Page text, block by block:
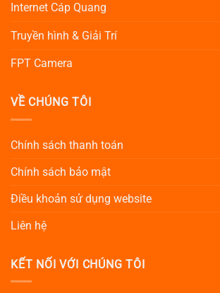
Internet Cáp Quang
Truyền hình & Giải Trí
FPT Camera
VỀ CHÚNG TÔI
Chính sách thanh toán
Chính sách bảo mật
Điều khoản sử dụng website
Liên hệ
KẾT NỐI VỚI CHÚNG TÔI